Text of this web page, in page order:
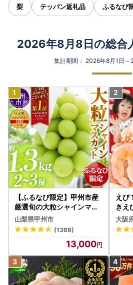
梨 テッパン返礼品 ふるなび
2026年8月8日の総合
集計期間： 2026年8月1日～
【ふるなび限定】甲州市産
厳選旬の大粒シャインマス
カット 約1.3kg 2～3房【2
026年発送】（MG）B12-
472 FN-Limited-VO シャ
インマスカット フルーツ
山梨県甲州市
(1369)
13,000
えび
きえ
大阪